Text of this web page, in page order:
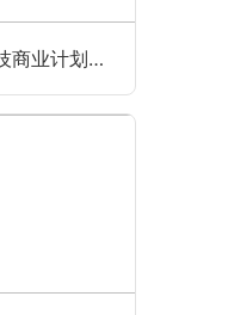
详解融资10亿的宇树科技商业计划书（最全最新版）